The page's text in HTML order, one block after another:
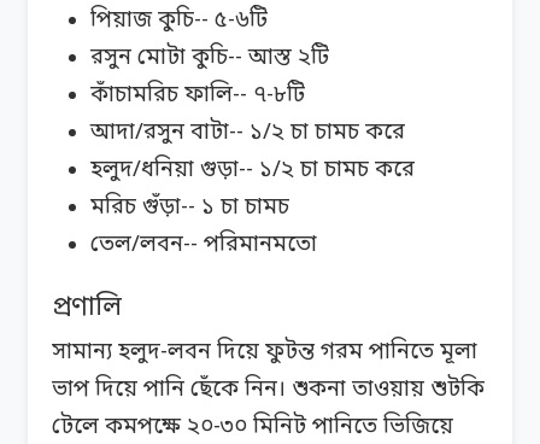
পিয়াজ কুচি-- ৫-৬টি
রসুন মোটা কুচি-- আস্ত ২টি
কাঁচামরিচ ফালি-- ৭-৮টি
আদা/রসুন বাটা-- ১/২ চা চামচ করে
হলুদ/ধনিয়া গুড়া-- ১/২ চা চামচ করে
মরিচ গুঁড়া-- ১ চা চামচ
তেল/লবন-- পরিমানমতো
প্রণালি
সামান্য হলুদ-লবন দিয়ে ফুটন্ত গরম পানিতে মূলা
ভাপ দিয়ে পানি ছেঁকে নিন। শুকনা তাওয়ায় শুটকি
টেলে কমপক্ষে ২০-৩০ মিনিট পানিতে ভিজিয়ে